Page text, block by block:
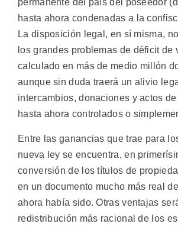
permanente del país del poseedor
hasta ahora condenadas a la
La disposición legal, en sí misma,
los grandes problemas de déficit de
calculado en más de medio millón
aunque sin duda traerá un alivio
intercambios, donaciones y actos
hasta ahora controlados o
Entre las ganancias que trae para
nueva ley se encuentra, en
conversión de los títulos de
en un documento mucho más real
ahora había sido. Otras ventajas
redistribución más racional de los